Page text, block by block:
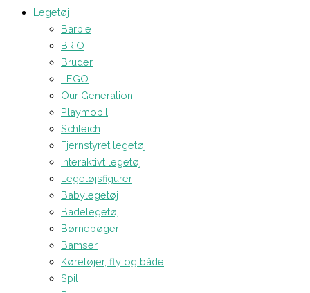
Legetøj
Barbie
BRIO
Bruder
LEGO
Our Generation
Playmobil
Schleich
Fjernstyret legetøj
Interaktivt legetøj
Legetøjsfigurer
Babylegetøj
Badelegetøj
Børnebøger
Bamser
Køretøjer, fly og både
Spil